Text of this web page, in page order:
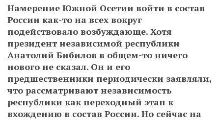
Намерение Южной Осетии войти в состав
России как-то на всех вокруг
подействовало возбуждающе. Хотя
президент независимой республики
Анатолий Бибилов в общем-то ничего
нового не сказал. Он и его
предшественники периодически заявляли,
что рассматривают независимость
республики как переходный этап к
вхождению в состав России. Но сейчас на